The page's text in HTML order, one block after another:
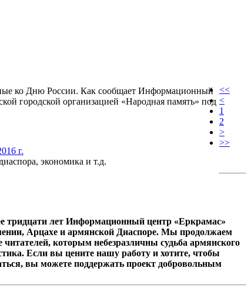
ко Дню России. Как сообщает Информационный
городской организацией «Народная память» под
г.
экономика и т.д.
<<
<
1
2
>
>>
тридцати лет Информационный центр «Еркрамас»
Арцахе и армянской Диаспоре. Мы продолжаем
читателей, которым небезразличны судьба армянского
Если вы цените нашу работу и хотите, чтобы
вы можете поддержать проект добровольным